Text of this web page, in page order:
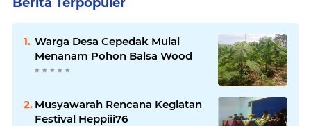
Warga Desa Cepedak Mulai
Menanam Pohon Balsa Wood
Musyawarah Rencana Kegiatan
Festival Heppiii76